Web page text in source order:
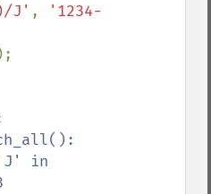
J' ,
'1234-
'J' in